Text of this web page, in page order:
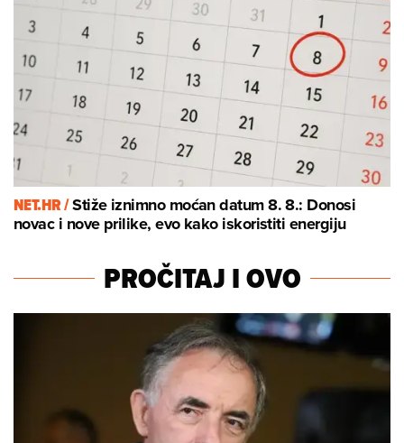
NET.HR /Stiže iznimno moćan datum 8. 8.: Donosi
novac i nove prilike, evo kako iskoristiti energiju
PROČITAJ I OVO